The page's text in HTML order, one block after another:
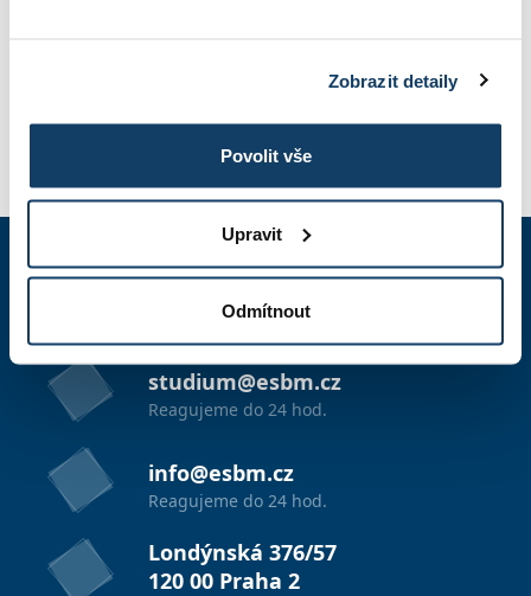
Zobrazit detaily
Povolit vše
Upravit
Odmítnout
7:30 - 17:00 hod.
studium@esbm.cz
Reagujeme do 24 hod.
info@esbm.cz
Reagujeme do 24 hod.
Londýnská 376/57
120 00 Praha 2